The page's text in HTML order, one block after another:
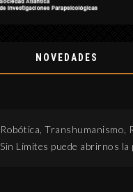
NOVEDADES
Robótica, Transhumanismo,
Sin Límites puede abrirnos